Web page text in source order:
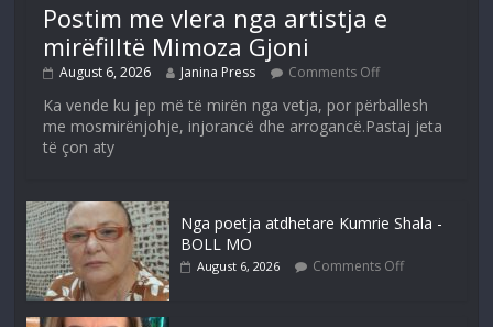
Postim me vlera nga artistja e
mirëfilltë Mimoza Gjoni
August 6, 2026 Janina Press Comments Off
Ka vende ku jep më të mirën nga vetja, por përballesh
me mosmirënjohje, injorancë dhe arrogancë.Pastaj jeta
të çon aty
Nga poetja atdhetare Kumrie Shala -
BOLL MO
August 6, 2026 Comments Off